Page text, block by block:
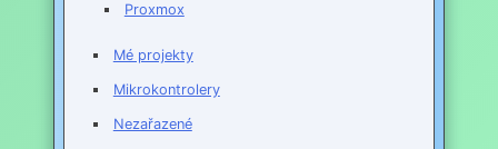
Proxmox
Mé projekty
Mikrokontrolery
Nezařazené